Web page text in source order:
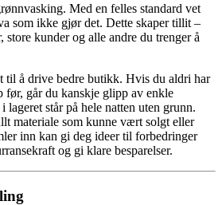
Med en felles standard vet
som ikke gjør det. Dette skaper tillit –
store kunder og alle andre du trenger å
til å drive bedre butikk. Hvis du aldri har
før, går du kanskje glipp av enkle
lageret står på hele natten uten grunn.
materiale som kunne vært solgt eller
inn kan gi deg ideer til forbedringer
og gi klare besparelser.